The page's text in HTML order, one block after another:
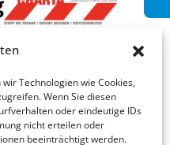
Technologien wie Cookies,
Wenn Sie diesen
oder eindeutige IDs
nicht erteilen oder
beeinträchtigt werden.